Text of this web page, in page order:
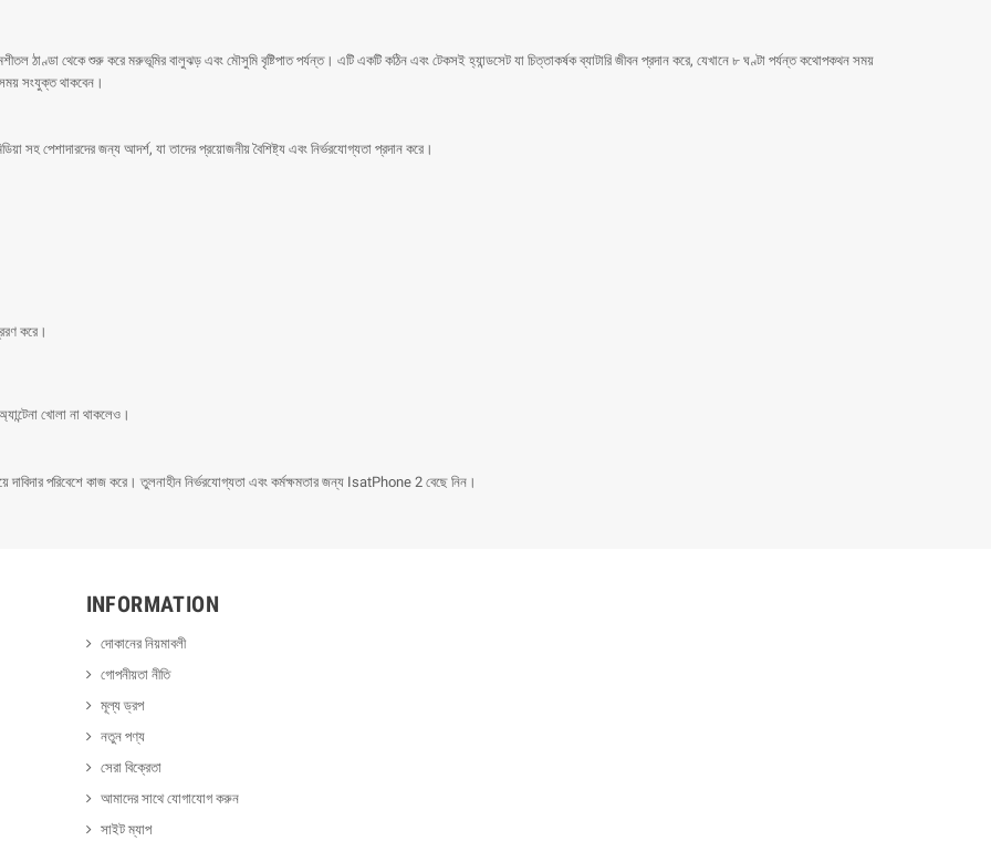
ঠাণ্ডা থেকে শুরু করে মরুভূমির বালুঝড় এবং মৌসুমি বৃষ্টিপাত পর্যন্ত। এটি একটি কঠিন এবং টেকসই হ্যান্ডসেট যা চিত্তাকর্ষক ব্যাটারি জীবন প্রদান করে, যেখানে ৮ ঘণ্টা পর্যন্ত কথোপকথন সময়
সংযুক্ত থাকবেন।
সহ পেশাদারদের জন্য আদর্শ, যা তাদের প্রয়োজনীয় বৈশিষ্ট্য এবং নির্ভরযোগ্যতা প্রদান করে।
করে।
খোলা না থাকলেও।
পরিবেশে কাজ করে। তুলনাহীন নির্ভরযোগ্যতা এবং কর্মক্ষমতার জন্য IsatPhone 2 বেছে নিন।
INFORMATION
দোকানের নিয়মাবলী
গোপনীয়তা নীতি
মূল্য ড্রপ
নতুন পণ্য
সেরা বিক্রেতা
আমাদের সাথে যোগাযোগ করুন
সাইট ম্যাপ